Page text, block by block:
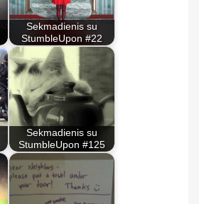
Sekmadienis su
StumbleUpon #22
Sekmadienis su
StumbleUpon #125